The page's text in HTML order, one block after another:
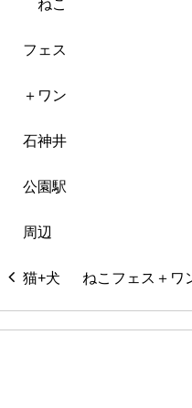
ねこフェス＋ワ